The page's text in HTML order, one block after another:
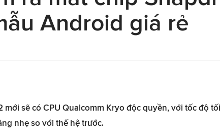
Android giá rẻ
mới sẽ có CPU Qualcomm Kryo độc quyền, với tốc độ tối
nhẹ so với thế hệ trước.